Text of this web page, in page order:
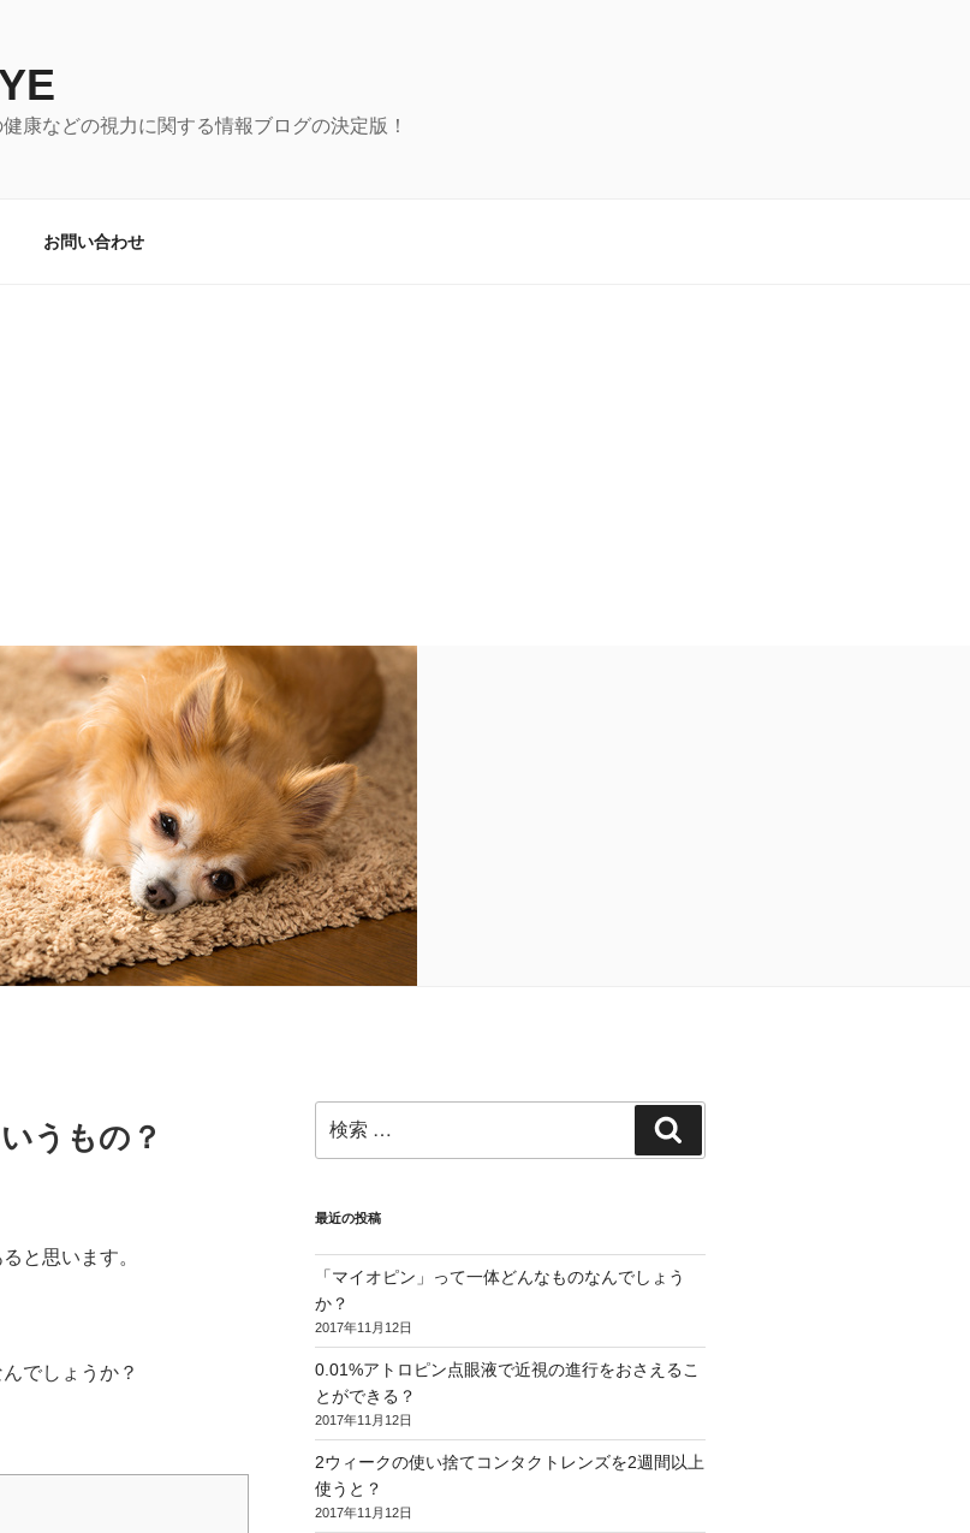
康などの視力に関する情報ブログの決定版！
お問い合わせ
うもの？
と思います。
でしょうか？
索:
索
最近の投稿
「マイオピン」って一体どんなものなんでしょう
か？
2017年11月12日
0.01%アトロピン点眼液で近視の進行をおさえるこ
とができる？
2017年11月12日
2ウィークの使い捨てコンタクトレンズを2週間以上
使うと？
2017年11月12日